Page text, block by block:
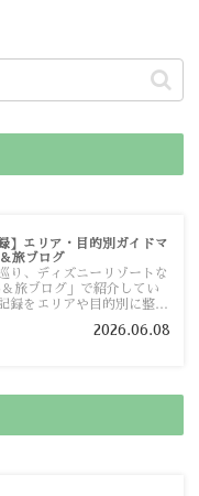
】エリア・目的別ガイドマ
旅ブログ
り、ディズニーリゾートな
旅ブログ」で紹介してい
録をエリアや目的別に整理
ーズに見つけていただけま
2026.06.08